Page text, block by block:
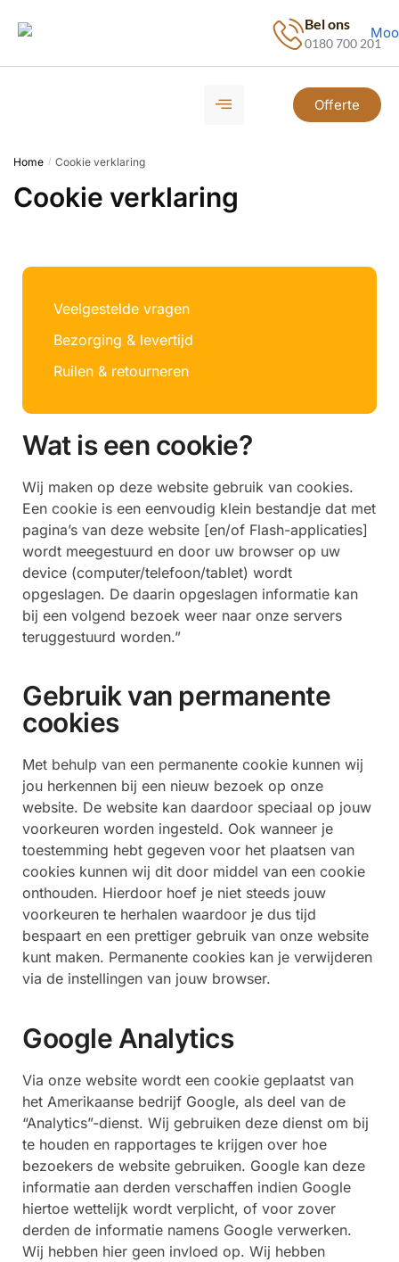
Bel ons
0180 700 201
Offerte
Home / Cookie verklaring
Cookie verklaring
Veelgestelde vragen
Bezorging & levertijd
Ruilen & retourneren
Wat is een cookie?
Wij maken op deze website gebruik van cookies.
Een cookie is een eenvoudig klein bestandje dat met
pagina’s van deze website [en/of Flash-applicaties]
wordt meegestuurd en door uw browser op uw
device (computer/telefoon/tablet) wordt
opgeslagen. De daarin opgeslagen informatie kan
bij een volgend bezoek weer naar onze servers
teruggestuurd worden.”
Gebruik van permanente
cookies
Met behulp van een permanente cookie kunnen wij
jou herkennen bij een nieuw bezoek op onze
website. De website kan daardoor speciaal op jouw
voorkeuren worden ingesteld. Ook wanneer je
toestemming hebt gegeven voor het plaatsen van
cookies kunnen wij dit door middel van een cookie
onthouden. Hierdoor hoef je niet steeds jouw
voorkeuren te herhalen waardoor je dus tijd
bespaart en een prettiger gebruik van onze website
kunt maken. Permanente cookies kan je verwijderen
via de instellingen van jouw browser.
Google Analytics
Via onze website wordt een cookie geplaatst van
het Amerikaanse bedrijf Google, als deel van de
“Analytics”-dienst. Wij gebruiken deze dienst om bij
te houden en rapportages te krijgen over hoe
bezoekers de website gebruiken. Google kan deze
informatie aan derden verschaffen indien Google
hiertoe wettelijk wordt verplicht, of voor zover
derden de informatie namens Google verwerken.
Wij hebben hier geen invloed op. Wij hebben